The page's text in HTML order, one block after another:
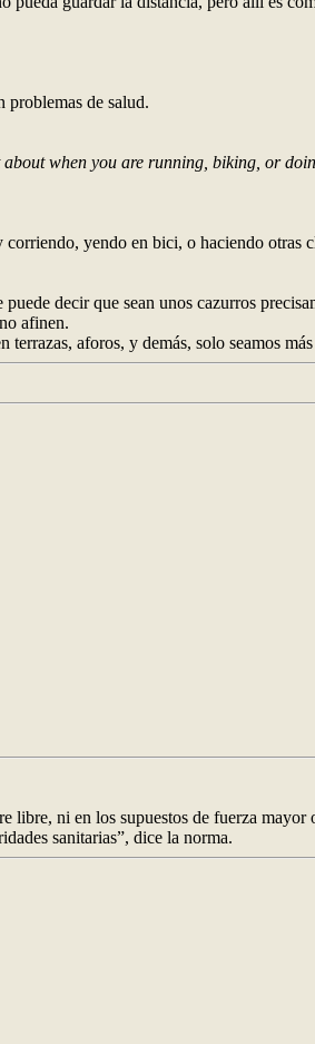
problemas de salud.
when you are running, biking, or
yendo en bici, o haciendo otras
decir que sean unos cazurros
afinen.
aforos, y demás, solo seamos
ni en los supuestos de fuerza
sanitarias”, dice la norma.